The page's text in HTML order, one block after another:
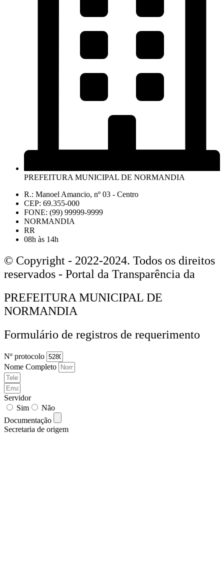
PREFEITURA MUNICIPAL DE NORMANDIA
R.: Manoel Amancio, nº 03 - Centro
CEP: 69.355-000
FONE: (99) 99999-9999
NORMANDIA
RR
08h às 14h
© Copyright - 2022-2024. Todos os direitos
reservados - Portal da Transparência da
PREFEITURA MUNICIPAL DE
NORMANDIA
Formulário de registros de requerimento
Nº protocolo
Nome Completo
Servidor
Sim
Não
Documentação
Secretaria de origem